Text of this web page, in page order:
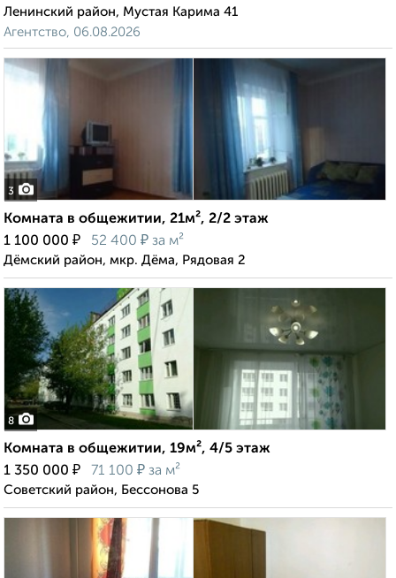
Ленинский район, Мустая Карима 41
Агентство, 06.08.2026
3
Комната в общежитии, 21м², 2/2 этаж
1 100 000 ₽ 52 400 ₽ за м²
Дёмский район, мкр. Дёма, Рядовая 2
8
Комната в общежитии, 19м², 4/5 этаж
1 350 000 ₽ 71 100 ₽ за м²
Советский район, Бессонова 5